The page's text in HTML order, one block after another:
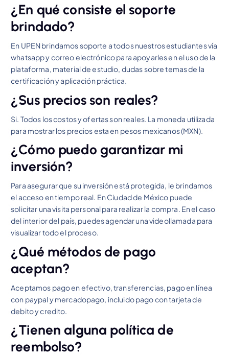
¿En qué consiste el soporte
brindado?
En UPEN brindamos soporte a todos nuestros estudiantes vía
whatsapp y correo electrónico para apoyarles en el uso de la
plataforma, material de estudio, dudas sobre temas de la
certificación y aplicación práctica.
¿Sus precios son reales?
Si. Todos los costos y ofertas son reales. La moneda utilizada
para mostrar los precios esta en pesos mexicanos (MXN).
¿Cómo puedo garantizar mi
inversión?
Para asegurar que su inversión está protegida, le brindamos
el acceso en tiempo real. En Ciudad de México puede
solicitar una visita personal para realizar la compra. En el caso
del interior del país, puedes agendar una videollamada para
visualizar todo el proceso.
¿Qué métodos de pago
aceptan?
Aceptamos pago en efectivo, transferencias, pago en línea
con paypal y mercadopago, incluido pago con tarjeta de
debito y credito.
¿Tienen alguna política de
reembolso?